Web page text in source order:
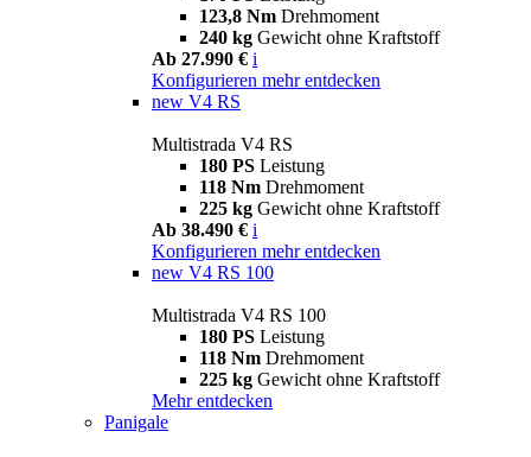
123,8 Nm Drehmoment
240 kg Gewicht ohne Kraftstoff
Ab 27.990 € i
Konfigurieren mehr entdecken
new V4 RS
Multistrada V4 RS
180 PS Leistung
118 Nm Drehmoment
225 kg Gewicht ohne Kraftstoff
Ab 38.490 € i
Konfigurieren mehr entdecken
new V4 RS 100
Multistrada V4 RS 100
180 PS Leistung
118 Nm Drehmoment
225 kg Gewicht ohne Kraftstoff
Mehr entdecken
Panigale